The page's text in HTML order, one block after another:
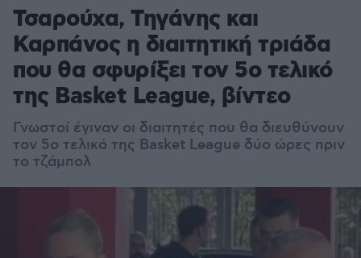
Τσαρούχα, Τηγάνης και
Καρπάνος η διαιτητική τριάδα
που θα σφυρίξει τον 5ο τελικό
της Basket League, βίντεο
Γνωστοί έγιναν οι διαιτητές που θα διευθύνουν
τον 5ο τελικό της Basket League δύο ώρες πριν
το τζάμπολ